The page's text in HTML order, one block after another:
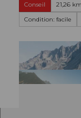
Conseil 21,26
Condition: facile